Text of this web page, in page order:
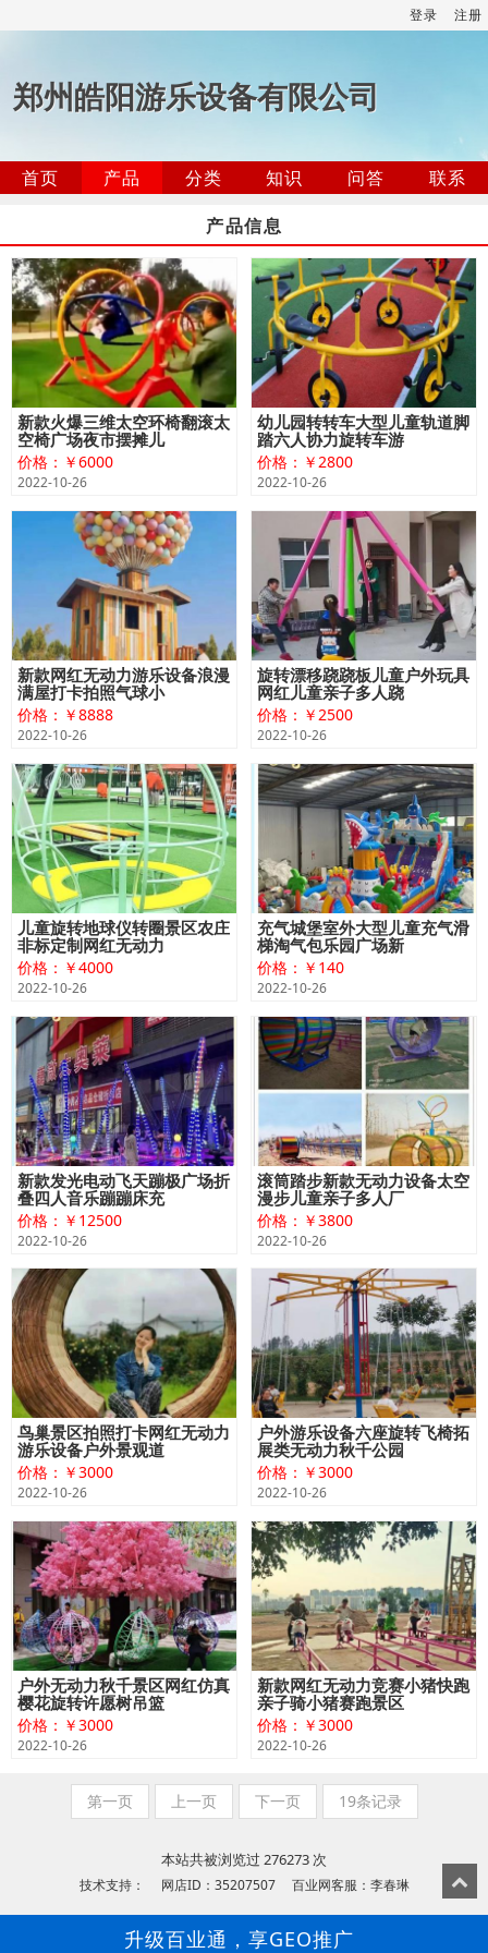
登录 注册
郑州皓阳游乐设备有限公司
首页 产品 分类 知识 问答
联系
产品信息
新款火爆三维太空环椅翻滚太
空椅广场夜市摆摊儿
价格：￥6000
2022-10-26
幼儿园转转车大型儿童轨道脚
踏六人协力旋转车游
价格：￥2800
2022-10-26
新款网红无动力游乐设备浪漫
满屋打卡拍照气球小
价格：￥8888
2022-10-26
旋转漂移跷跷板儿童户外玩具
网红儿童亲子多人跷
价格：￥2500
2022-10-26
儿童旋转地球仪转圈景区农庄
非标定制网红无动力
价格：￥4000
2022-10-26
充气城堡室外大型儿童充气滑
梯淘气包乐园广场新
价格：￥140
2022-10-26
新款发光电动飞天蹦极广场折
叠四人音乐蹦蹦床充
价格：￥12500
2022-10-26
滚筒踏步新款无动力设备太空
漫步儿童亲子多人厂
价格：￥3800
2022-10-26
鸟巢景区拍照打卡网红无动力
游乐设备户外景观道
价格：￥3000
2022-10-26
户外游乐设备六座旋转飞椅拓
展类无动力秋千公园
价格：￥3000
2022-10-26
户外无动力秋千景区网红仿真
樱花旋转许愿树吊篮
价格：￥3000
2022-10-26
新款网红无动力竞赛小猪快跑
亲子骑小猪赛跑景区
价格：￥3000
2022-10-26
第一页 上一页 下一页 19条记录
本站共被浏览过 276273 次
技术支持： 网店ID：35207507 百业网客服：李春琳
升级百业通，享GEO推广